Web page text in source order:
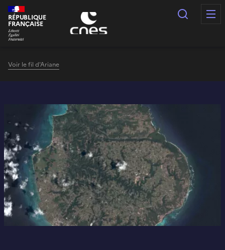
Panneau de gestion des cookies
RÉPUBLIQUE
FRANÇAISE
Voir le fil d'Ariane